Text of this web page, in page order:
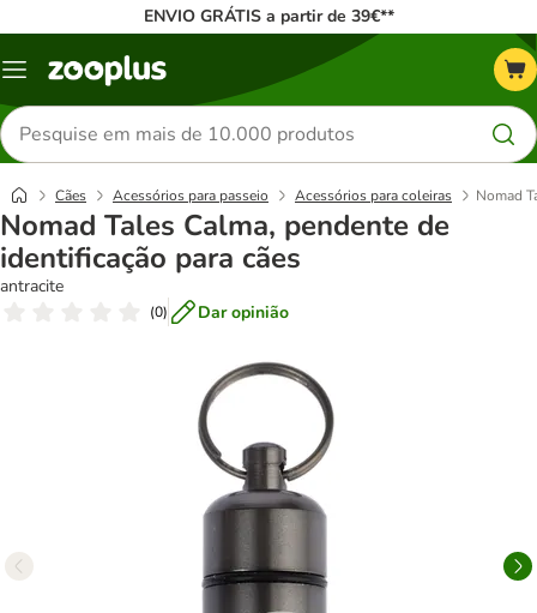
ENVIO GRÁTIS a partir de 39€**
Menu
Pesquisar
produtos
Cães Acessórios para passeio Acessórios para coleiras Nomad
Nomad Tales Calma, pendente de
identificação para cães
antracite
(0) Dar opinião